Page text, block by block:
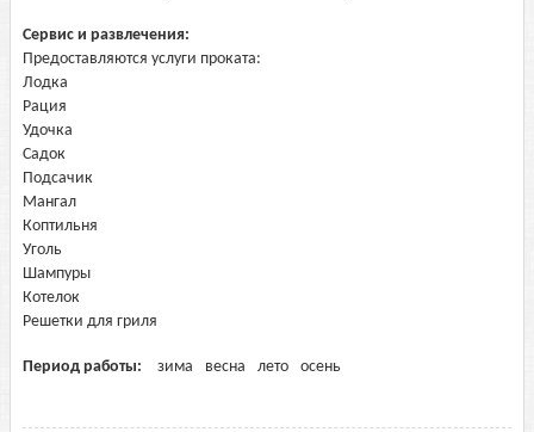
Сервис и развлечения:
Предоставляются услуги проката:
Лодка
Рация
Удочка
Садок
Подсачик
Мангал
Коптильня
Уголь
Шампуры
Котелок
Решетки для гриля
Период работы: зима весна лето осень